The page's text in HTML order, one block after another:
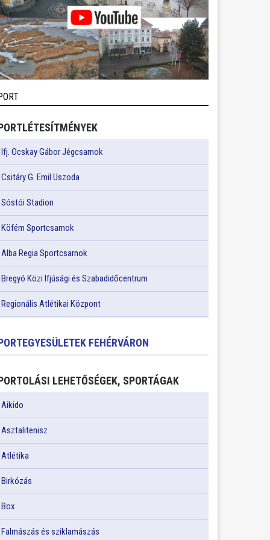
Ifj. Ocskay Gábor Jégcsarnok
Csitáry G. Emil Uszoda
Sóstói Stadion
Köfém Sportcsarnok
Alba Regia Sportcsarnok
Bregyó Közi Ifjúsági és Szabadidőcentrum
Regionális Atlétikai Központ
FEHÉRVÁRON
LEHETŐSÉGEK, SPORTÁGAK
Aikido
Asztalitenisz
Atlétika
Birkózás
Box
Falmászás és sziklamászás